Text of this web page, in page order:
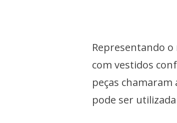
Representando
com vestidos
peças
pode ser